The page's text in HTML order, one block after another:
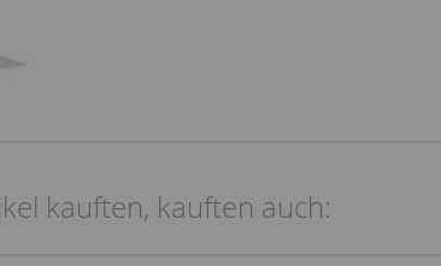
kauften, kauften auch: